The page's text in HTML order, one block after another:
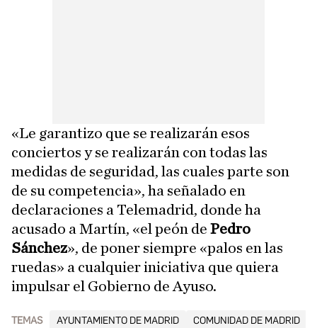
«Le garantizo que se realizarán esos
conciertos y se realizarán con todas las
medidas de seguridad, las cuales parte son
de su competencia», ha señalado en
declaraciones a Telemadrid, donde ha
acusado a Martín, «el peón de Pedro
Sánchez», de poner siempre «palos en las
ruedas» a cualquier iniciativa que quiera
impulsar el Gobierno de Ayuso.
TEMAS AYUNTAMIENTO DE MADRID COMUNIDAD DE MADRID